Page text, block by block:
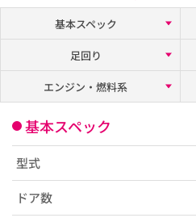
基本スペック
足回り
エンジン・燃料系
基本スペック
型式
ドア数